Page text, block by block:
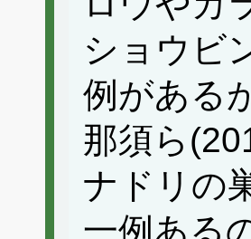
ショウビ
例がある
那須ら
ナドリの
一例ある